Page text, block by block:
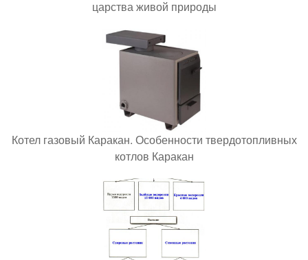
царства живой природы
Котел газовый Каракан. Особенности твердотопливных
котлов Каракан